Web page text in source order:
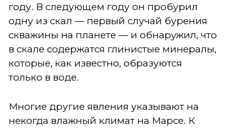
году. В следующем году он пробурил
одну из скал — первый случай бурения
скважины на планете — и обнаружил, что
в скале содержатся глинистые минералы,
которые, как известно, образуются
только в воде.
Многие другие явления указывают на
некогда влажный климат на Марсе. К